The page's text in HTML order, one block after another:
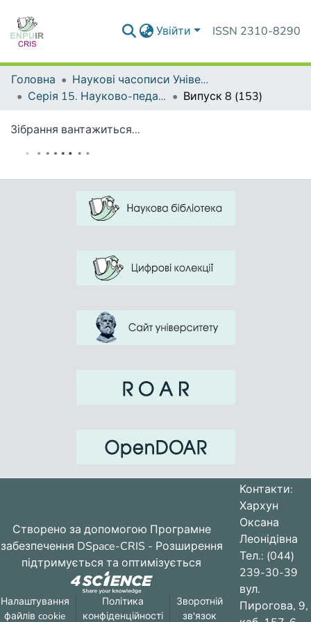
Увійти ISSN 2310-8290
Головна
Наукові часописи Університету
Серія 15. Науково-педагогічні проблеми фізичної культури (фізична культура і спорт)
Випуск 8 (153)
Зібрання вантажиться...
Створено за допомогою Програмне
забезпечення DSpace-CRIS - Розширення
підтримується та оптимізується
Налаштування
файлів cookie
Політика
конфіденційності
Зворотній
зв'язок
Контакти:
Хархун
Оксана
Леонідівна
Тел.: (044)
239-30-39
вул.
Пирогова, 9,